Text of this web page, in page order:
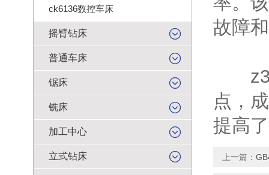
ck6136数控车床
摇臂钻床
普通车床
锯床
铣床
加工中心
立式钻床
故障
点，
提高
上一篇：